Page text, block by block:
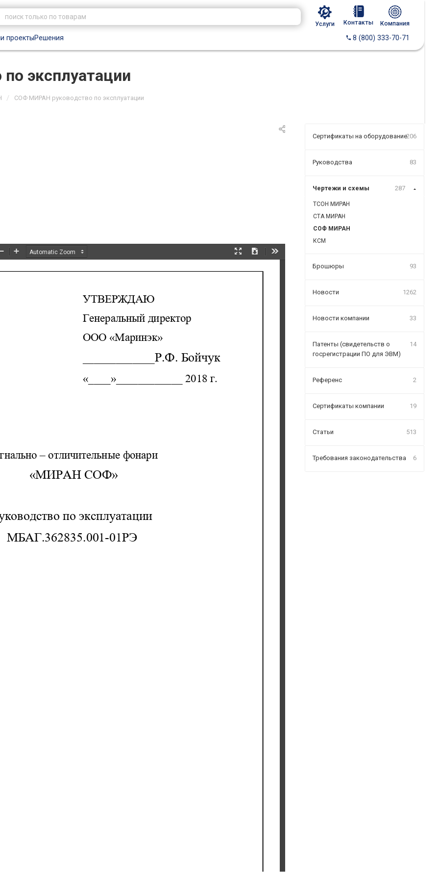
Услуги Контакты Компания
проектыРешения 8 (800) 333-70-71
эксплуатации
/ СОФ МИРАН руководство по эксплуатации
Presentation
Download
Zoom
Zoom
УТВЕРЖДАЮ
Генеральный директор
ООО «Маринэк»
Р.Ф. Бойчук
«____»____________ 2018 г.
– отличительные фонари
«МИРАН СОФ»
по эксплуатации
МБАГ  .362835
.001 -01РЭ
Сертификаты на оборудование206
Руководства 83
Чертежи и схемы 287
ТСОН МИРАН
СТА МИРАН
СОФ МИРАН
КСМ
Брошюры 93
Новости 1262
Новости компании 33
Патенты (свидетельств о
госрегистрации ПО для ЭВМ)
14
Референс 2
Сертификаты компании 19
Статьи 513
Требования законодательства 6